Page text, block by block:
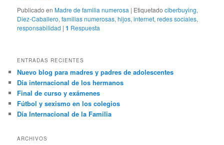
Publicado en Madre de familia numerosa | Etiquetado ciberbuying,
Diez-Caballero,familias numerosas,hijos,internet,redes sociales,
responsabilidad |1 Respuesta
ENTRADAS RECIENTES
Nuevo blog para madres y padres de adolescentes
Día internacional de los hermanos
Final de curso y exámenes
Fútbol y sexismo en los colegios
Día Internacional de la Familia
ARCHIVOS